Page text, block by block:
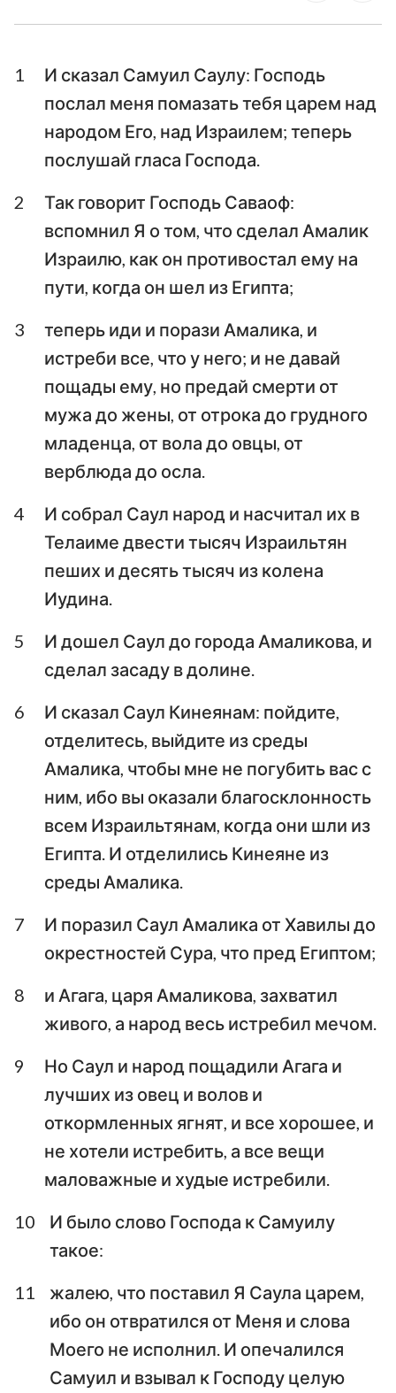
Есфирь Иов
Псалтирь Притчи
Екклесиаст Песни Песней
Исаия Иеремия
Плач Иеремии Иезекииль
Даниил Осия
Михей Наум
Аввакум Софония
Аггей
Малахия
1
И сказал Самуил Саулу: Господь
послал меня помазать тебя царем над
народом Его, над Израилем; теперь
послушай гласа Господа.
2
Так говорит Господь Саваоф:
вспомнил Я о том, что сделал Амалик
Израилю, как он противостал ему на
пути, когда он шел из Египта;
3
теперь иди и порази Амалика, и
истреби все, что у него; и не давай
пощады ему, но предай смерти от
мужа до жены, от отрока до грудного
младенца, от вола до овцы, от
верблюда до осла.
4
И собрал Саул народ и насчитал их в
Телаиме двести тысяч Израильтян
пеших и десять тысяч из колена
Иудина.
5
И дошел Саул до города Амаликова, и
сделал засаду в долине.
6
И сказал Саул Кинеянам: пойдите,
отделитесь, выйдите из среды
Амалика, чтобы мне не погубить вас с
ним, ибо вы оказали благосклонность
всем Израильтянам, когда они шли из
Египта. И отделились Кинеяне из
среды Амалика.
7
И поразил Саул Амалика от Хавилы до
окрестностей Сура, что пред Египтом;
8
и Агага, царя Амаликова, захватил
живого, а народ весь истребил мечом.
9
Но Саул и народ пощадили Агага и
лучших из овец и волов и
откормленных ягнят, и все хорошее, и
не хотели истребить, а все вещи
маловажные и худые истребили.
10
И было слово Господа к Самуилу
такое:
11
жалею, что поставил Я Саула царем,
ибо он отвратился от Меня и слова
Моего не исполнил. И опечалился
Самуил и взывал к Господу целую